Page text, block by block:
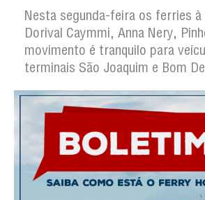
Nesta segunda-feira os ferries
Dorival Caymmi, Anna Nery,
movimento é tranquilo para
terminais São Joaquim e Bom